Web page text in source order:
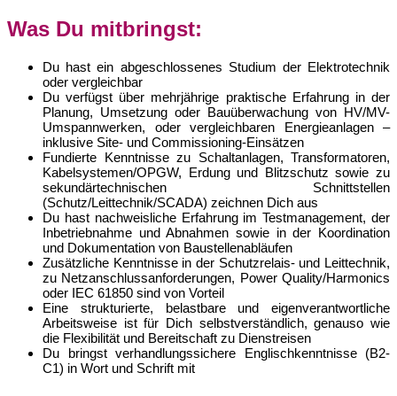
Was Du mitbringst:
Du hast ein abgeschlossenes Studium der Elektrotechnik
oder vergleichbar
Du verfügst über mehrjährige praktische Erfahrung in der
Planung, Umsetzung oder Bauüberwachung von HV/MV-
Umspannwerken, oder vergleichbaren Energieanlagen –
inklusive Site- und Commissioning-Einsätzen
Fundierte Kenntnisse zu Schaltanlagen, Transformatoren,
Kabelsystemen/OPGW, Erdung und Blitzschutz sowie zu
sekundärtechnischen Schnittstellen
(Schutz/Leittechnik/SCADA) zeichnen Dich aus
Du hast nachweisliche Erfahrung im Testmanagement, der
Inbetriebnahme und Abnahmen sowie in der Koordination
und Dokumentation von Baustellenabläufen
Zusätzliche Kenntnisse in der Schutzrelais- und Leittechnik,
zu Netzanschlussanforderungen, Power Quality/Harmonics
oder IEC 61850 sind von Vorteil
Eine strukturierte, belastbare und eigenverantwortliche
Arbeitsweise ist für Dich selbstverständlich, genauso wie
die Flexibilität und Bereitschaft zu Dienstreisen
Du bringst verhandlungssichere Englischkenntnisse (B2-
C1) in Wort und Schrift mit